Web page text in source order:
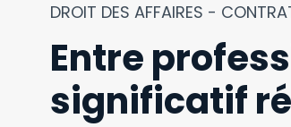
DROIT DES AFFAIRES -
Entre
significatif